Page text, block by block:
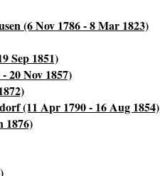
(6 Nov 1786 - 8 Mar 1823)
Sep 1851)
20 Nov 1857)
(11 Apr 1790 - 16 Aug 1854)
1876)